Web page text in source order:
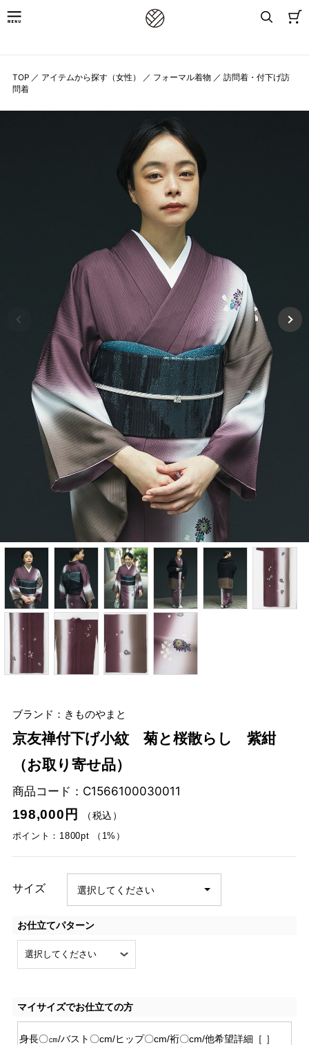
TOP ／ アイテムから探す（女性） ／ フォーマル着物 ／ 訪問着・付下げ訪
問着
ブランド：きものやまと
京友禅付下げ小紋 菊と桜散らし 紫紺
（お取り寄せ品）
商品コード： C1566100030011
198,000円
（税込）
ポイント：1800pt （1%）
サイズ
お仕立てパターン
マイサイズでお仕立ての方